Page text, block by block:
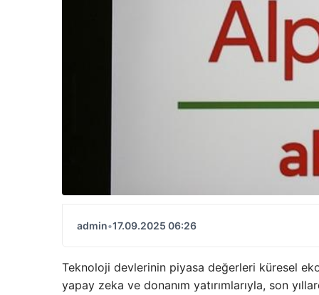
admin•17.09.2025 06:26
Teknoloji devlerinin piyasa değerleri küresel
yapay zeka ve donanım yatırımlarıyla, son